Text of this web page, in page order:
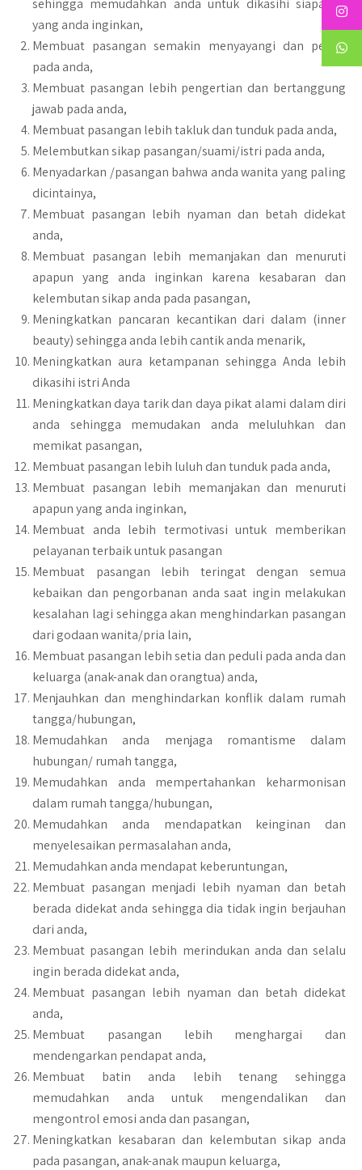
yang anda inginkan,
Membuat pasangan semakin menyayangi dan peduli
pada anda,
Membuat pasangan lebih pengertian dan bertanggung
jawab pada anda,
Membuat pasangan lebih takluk dan tunduk pada anda,
Melembutkan sikap pasangan/suami/istri pada anda,
Menyadarkan /pasangan bahwa anda wanita yang paling
dicintainya,
Membuat pasangan lebih nyaman dan betah didekat
anda,
Membuat pasangan lebih memanjakan dan menuruti
apapun yang anda inginkan karena kesabaran dan
kelembutan sikap anda pada pasangan,
Meningkatkan pancaran kecantikan dari dalam (inner
beauty) sehingga anda lebih cantik anda menarik,
Meningkatkan aura ketampanan sehingga Anda lebih
dikasihi istri Anda
Meningkatkan daya tarik dan daya pikat alami dalam diri
anda sehingga memudakan anda meluluhkan dan
memikat pasangan,
Membuat pasangan lebih luluh dan tunduk pada anda,
Membuat pasangan lebih memanjakan dan menuruti
apapun yang anda inginkan,
Membuat anda lebih termotivasi untuk memberikan
pelayanan terbaik untuk pasangan
Membuat pasangan lebih teringat dengan semua
kebaikan dan pengorbanan anda saat ingin melakukan
kesalahan lagi sehingga akan menghindarkan pasangan
dari godaan wanita/pria lain,
Membuat pasangan lebih setia dan peduli pada anda dan
keluarga (anak-anak dan orangtua) anda,
Menjauhkan dan menghindarkan konflik dalam rumah
tangga/hubungan,
Memudahkan anda menjaga romantisme dalam
hubungan/ rumah tangga,
Memudahkan anda mempertahankan keharmonisan
dalam rumah tangga/hubungan,
Memudahkan anda mendapatkan keinginan dan
menyelesaikan permasalahan anda,
Memudahkan anda mendapat keberuntungan,
Membuat pasangan menjadi lebih nyaman dan betah
berada didekat anda sehingga dia tidak ingin berjauhan
dari anda,
Membuat pasangan lebih merindukan anda dan selalu
ingin berada didekat anda,
Membuat pasangan lebih nyaman dan betah didekat
anda,
Membuat pasangan lebih menghargai dan
mendengarkan pendapat anda,
Membuat batin anda lebih tenang sehingga
memudahkan anda untuk mengendalikan dan
mengontrol emosi anda dan pasangan,
Meningkatkan kesabaran dan kelembutan sikap anda
pada pasangan, anak-anak maupun keluarga,